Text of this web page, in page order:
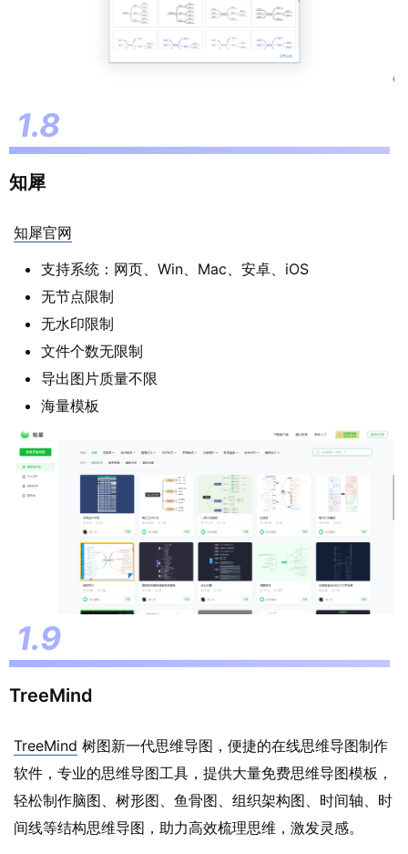
知犀
知犀官网
支持系统：网页、Win、Mac、安卓、iOS
无节点限制
无水印限制
文件个数无限制
导出图片质量不限
海量模板
TreeMind
TreeMind 树图新一代思维导图，便捷的在线思维导图制作
软件，专业的思维导图工具，提供大量免费思维导图模板，
轻松制作脑图、树形图、鱼骨图、组织架构图、时间轴、时
间线等结构思维导图，助力高效梳理思维，激发灵感。